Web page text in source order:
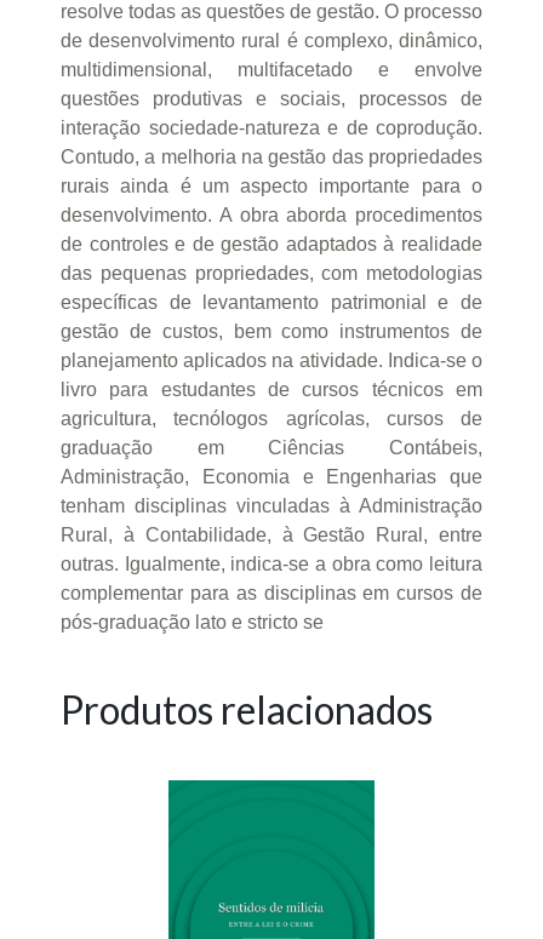
resolve todas as questões de gestão. O processo
de desenvolvimento rural é complexo, dinâmico,
multidimensional, multifacetado e envolve
questões produtivas e sociais, processos de
interação sociedade-natureza e de coprodução.
Contudo, a melhoria na gestão das propriedades
rurais ainda é um aspecto importante para o
desenvolvimento. A obra aborda procedimentos
de controles e de gestão adaptados à realidade
das pequenas propriedades, com metodologias
específicas de levantamento patrimonial e de
gestão de custos, bem como instrumentos de
planejamento aplicados na atividade. Indica-se o
livro para estudantes de cursos técnicos em
agricultura, tecnólogos agrícolas, cursos de
graduação em Ciências Contábeis,
Administração, Economia e Engenharias que
tenham disciplinas vinculadas à Administração
Rural, à Contabilidade, à Gestão Rural, entre
outras. Igualmente, indica-se a obra como leitura
complementar para as disciplinas em cursos de
pós-graduação lato e stricto se
Produtos relacionados